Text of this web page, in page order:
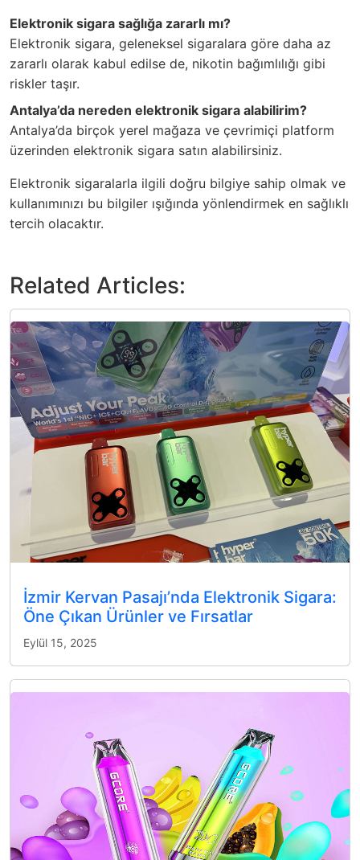
Elektronik sigara sağlığa zararlı mı?
Elektronik sigara, geleneksel sigaralara göre daha az
zararlı olarak kabul edilse de, nikotin bağımlılığı gibi
riskler taşır.
Antalya’da nereden elektronik sigara alabilirim?
Antalya’da birçok yerel mağaza ve çevrimiçi platform
üzerinden elektronik sigara satın alabilirsiniz.
Elektronik sigaralarla ilgili doğru bilgiye sahip olmak ve
kullanımınızı bu bilgiler ışığında yönlendirmek en sağlıklı
tercih olacaktır.
Related Articles:
İzmir Kervan Pasajı’nda Elektronik Sigara:
Öne Çıkan Ürünler ve Fırsatlar
Eylül 15, 2025